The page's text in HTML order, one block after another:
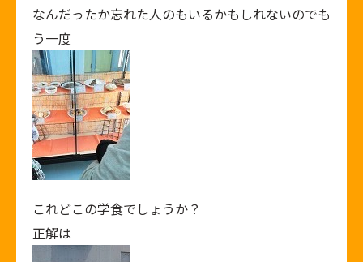
なんだったか忘れた人のもいるかもしれないのでも
う一度
これどこの学食でしょうか？
正解は